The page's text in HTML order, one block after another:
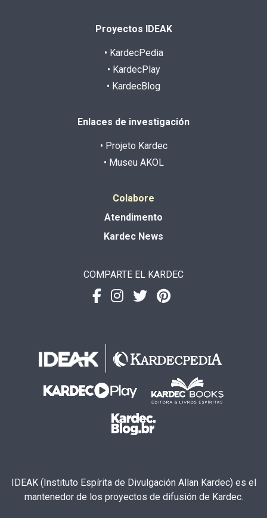
Proyectos IDEAK
• KardecPedia
• KardecPlay
• KardecBlog
Enlaces de investigación
• Projeto Kardec
• Museu AKOL
Colabore
Atendimento
Kardec News
COMPARTE EL KARDEC
IDEAK (Instituto Espírita de Divulgación Allan Kardec) es el
mantenedor de los proyectos de difusión de Kardec.